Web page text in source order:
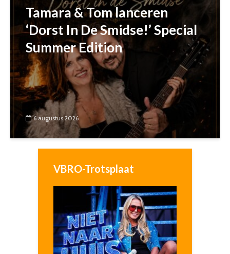
Tamara & Tom lanceren
‘Dorst In De Smidse!’ Special
Summer Edition
6 augustus 2026
VBRO-Trotsplaat